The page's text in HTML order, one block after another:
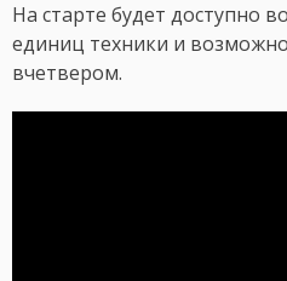
На старте будет доступно
единиц техники и
вчетвером.